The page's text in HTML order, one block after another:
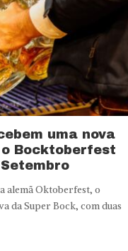
uma nova
Bocktoberfest
alemã Oktoberfest, o
da Super Bock, com duas